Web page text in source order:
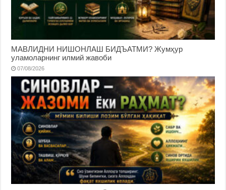
МАВЛИДНИ НИШОНЛАШ БИДЪАТМИ? Жумҳур
уламоларнинг илмий жавоби
07/08/2026